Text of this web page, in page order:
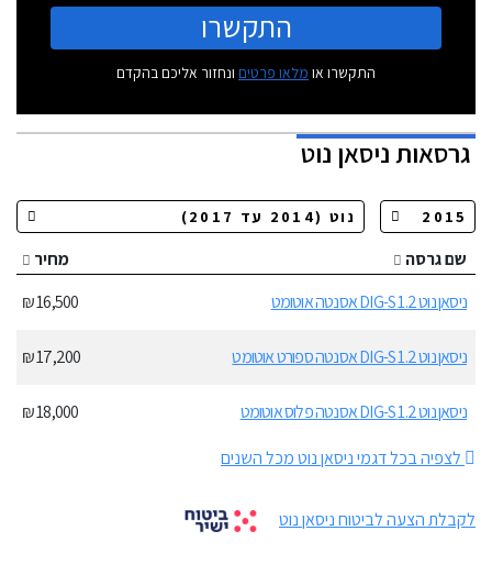
התקשרו
התקשרו או מלאו פרטים ונחזור אליכם בהקדם
גרסאותניסאן נוט
שם גרסה
מחיר
ניסאן נוט 1.2 DIG-S אסנטה אוטומט
16,500 ₪
ניסאן נוט 1.2 DIG-S אסנטה ספורט אוטומט 17,200 ₪
ניסאן נוט 1.2 DIG-S אסנטה פלוס אוטומט
18,000 ₪
לצפיה בכל דגמי ניסאן נוט מכל השנים
לקבלת הצעה לביטוח ניסאן נוט